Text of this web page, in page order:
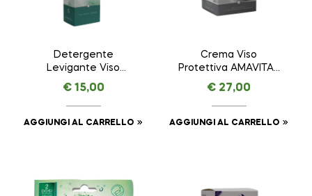
Detergente
Levigante Viso
AMAVITAL da 150 ml
€15,00
AGGIUNGI AL CARRELLO
Crema Viso
Protettiva AMAVITAL
da 50 ml
€ 27,00
AGGIUNGI AL CARRELLO